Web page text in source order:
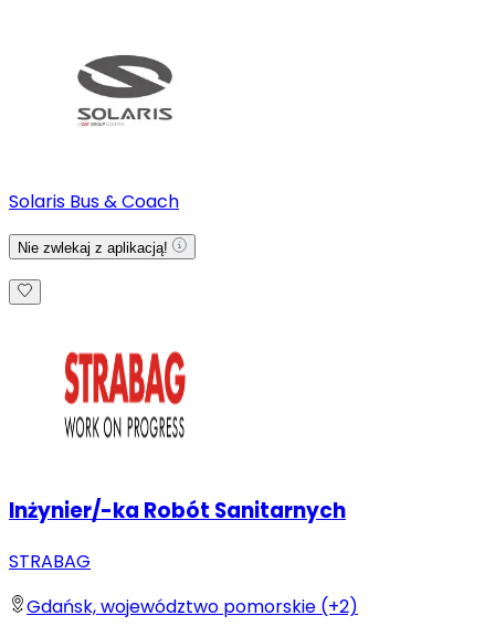
Solaris Bus & Coach
Nie zwlekaj z aplikacją!
Inżynier/-ka Robót Sanitarnych
STRABAG
Gdańsk, województwo pomorskie (+2)